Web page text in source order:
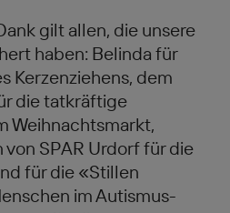
gilt allen, die unsere
haben: Belinda für
Kerzenziehens, dem
die tatkräftige
Weihnachtsmarkt,
SPAR Urdorf für die
für die «Stillen
im Autismus-